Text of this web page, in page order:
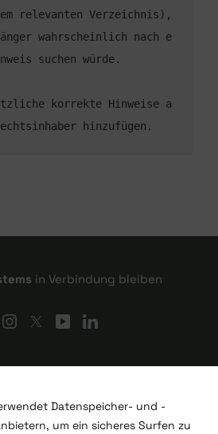
relevanten Verzeichnis),
wahrscheinlich nach e
korrekte Hinweise a
hinzufügen.
in Verbindung bleiben
Datenspeicher- und -
um ein sicheres Surfen zu